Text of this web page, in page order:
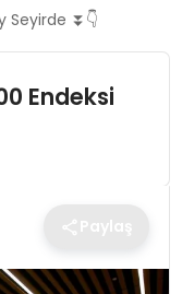
Seyirde ⏬👇
Endeksi